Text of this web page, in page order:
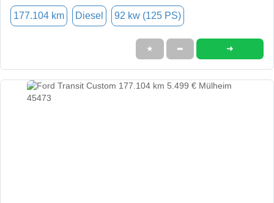
177.104 km Diesel 92 kw (125 PS)
★ ➦ ➜